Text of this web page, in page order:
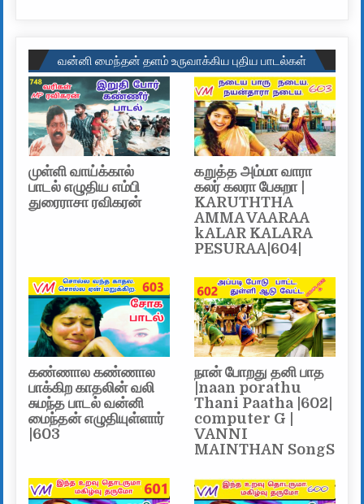
வன்னி மைந்தன் தளம் உருவாக்கிய புதிய பாடல்கள்
முள்ளி வாய்க்கால்
பாடல் எழுதிய எம்பி
துரைராசா ரவிகரன்
கறுத்த அம்மா வாரா
கலர் கலரா பேசுறா |
KARUTHTHA
AMMA VAARAA
kALAR KALARA
PESURAA|604|
கண்ணால கண்ணால
பாக்கிற காதலின் வலி
சுமந்த பாடல் வன்னி
மைந்தன் எழுதியுள்ளார்
|603
நான் போறது தனி பாத
|naan porathu
Thani Paatha |602|
computer G |
VANNI
MAINTHAN SongS